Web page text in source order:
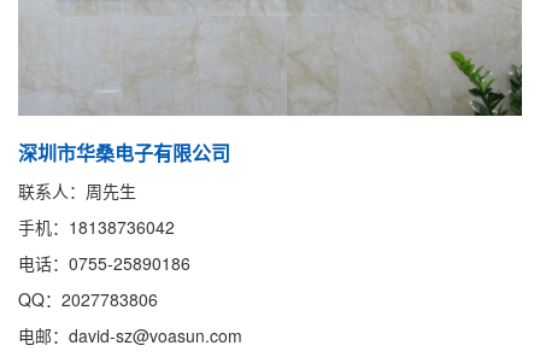
深圳市华桑电子有限公司
联系人：周先生
手机：18138736042
电话：0755-25890186
QQ：2027783806
电邮：david-sz@voasun.com